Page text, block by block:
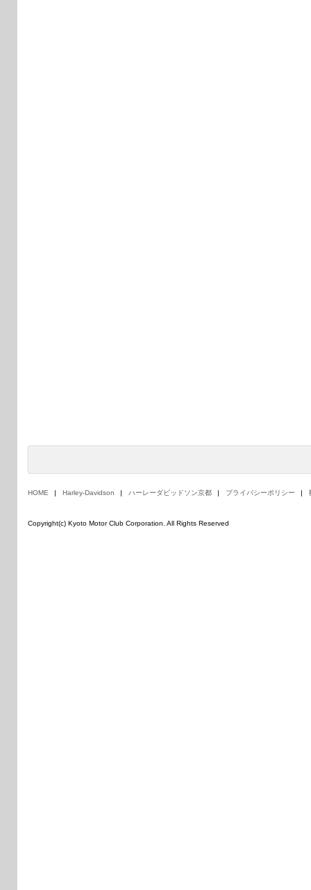
HOME Harley-Davidson ハーレーダビッドソン京都 プライバシーポリシー
Copyright(c) Kyoto Motor Club Corporation. All Rights Reserved